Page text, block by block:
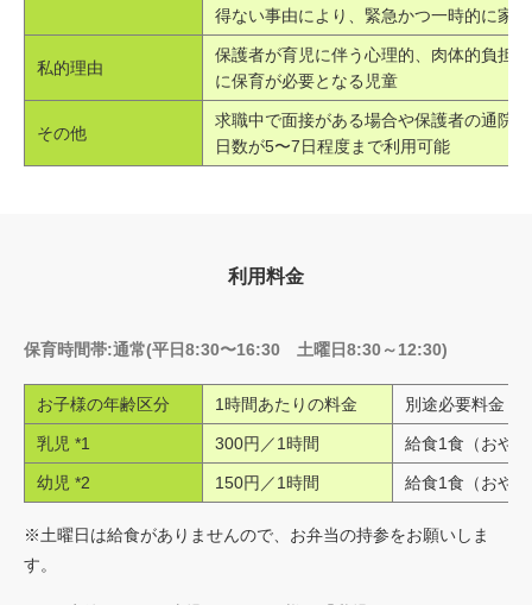
得ない事由により、緊急かつ一時的に家
私的理由
保護者が育児に伴う心理的、肉体的負担
に保育が必要となる児童
その他
求職中で面接がある場合や保護者の通院
日数が5〜7日程度まで利用可能
利用料金
保育時間帯:通常(平日8:30〜16:30 土曜日8:30～12:30)
お子様の年齢区分 1時間あたりの料金 別途必要料金
乳児 *1 300円／1時間 給食1食（おや
幼児 *2 150円／1時間 給食1食（おや
※土曜日は給食がありませんので、お弁当の持参をお願いしま
す。